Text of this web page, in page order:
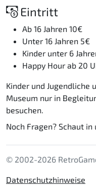
Eintritt
Ab 16 Jahren 10€
Unter 16 Jahren 5€
Kinder unter 6
Happy Hour ab 20
Kinder und Jugendliche
Museum nur in
besuchen.
Noch Fragen? Schaut in
© 2002-2026
Datenschutzhinweise